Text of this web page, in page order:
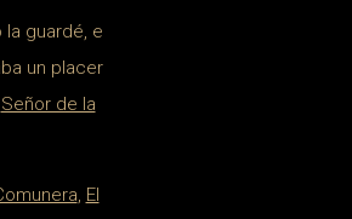
la guardé, e
un placer
Señor de la
, El